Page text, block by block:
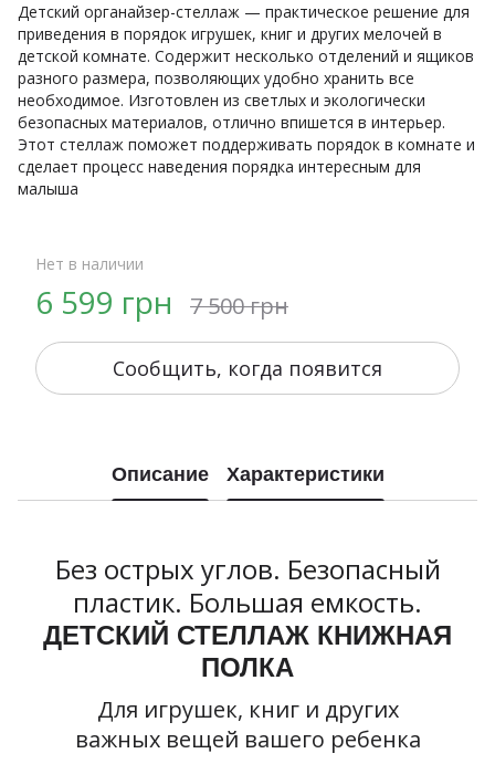
Детский органайзер-стеллаж — практическое решение для
приведения в порядок игрушек, книг и других мелочей в
детской комнате. Содержит несколько отделений и ящиков
разного размера, позволяющих удобно хранить все
необходимое. Изготовлен из светлых и экологически
безопасных материалов, отлично впишется в интерьер.
Этот стеллаж поможет поддерживать порядок в комнате и
сделает процесс наведения порядка интересным для
малыша
Нет в наличии
6 599 грн 7 500 грн
Сообщить, когда появится
Описание Характеристики
Без острых углов. Безопасный
пластик. Большая емкость.
ДЕТСКИЙ СТЕЛЛАЖ КНИЖНАЯ
ПОЛКА
Для игрушек, книг и других
важных вещей вашего ребенка